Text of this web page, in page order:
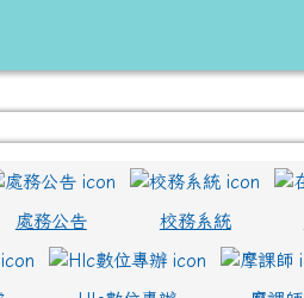
全球資訊網
處務公告 校務系統